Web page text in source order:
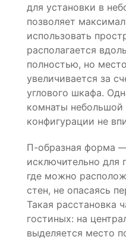
для установки в
позволяет
использовать
располагается
полностью, но
увеличивается за
углового шкафа.
комнаты
конфигурации не
П-образная форма
исключительно
где можно
стен, не опасаясь
Такая расстановка
гостиных: на
выделяется место